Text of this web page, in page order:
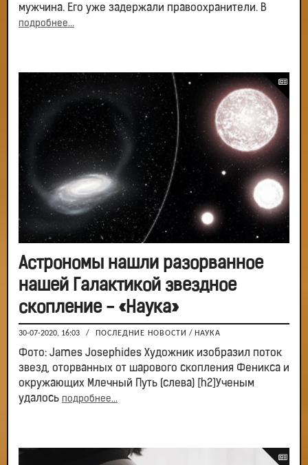
мужчина. Его уже задержали правоохранители. В
подробнее...
Астрономы нашли разорванное
нашей Галактикой звездное
скопление - «Наука»
30-07-2020, 16:03 / ПОСЛЕДНИЕ НОВОСТИ / НАУКА
Фото: James Josephides Художник изобразил поток
звезд, оторванных от шарового скопления Феникса и
окружающих Млечный Путь (слева) [h2]Ученым
удалось подробнее...